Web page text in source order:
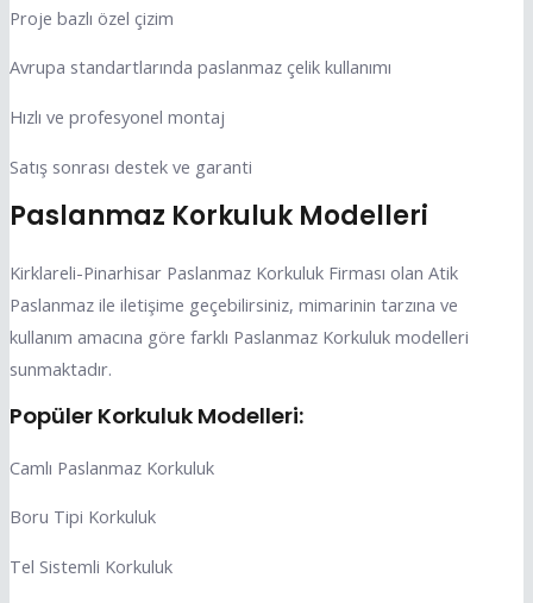
Proje bazlı özel çizim
Avrupa standartlarında paslanmaz çelik kullanımı
Hızlı ve profesyonel montaj
Satış sonrası destek ve garanti
Paslanmaz Korkuluk Modelleri
Kirklareli-Pinarhisar Paslanmaz Korkuluk Firması olan Atik
Paslanmaz ile iletişime geçebilirsiniz, mimarinin tarzına ve
kullanım amacına göre farklı Paslanmaz Korkuluk modelleri
sunmaktadır.
Popüler Korkuluk Modelleri:
Camlı Paslanmaz Korkuluk
Boru Tipi Korkuluk
Tel Sistemli Korkuluk